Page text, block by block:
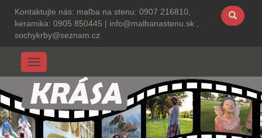
Kontaktujte nás: maľba na stenu: 0907 216810,
keramika: 0905 850445 | info@malbanastenu.sk ,
sochykrby@seznam.cz
Menu